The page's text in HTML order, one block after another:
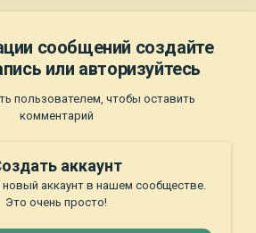
сообщений создайте
или авторизуйтесь
пользователем, чтобы оставить
комментарий
аккаунт
новый аккаунт в нашем сообществе.
Это очень просто!